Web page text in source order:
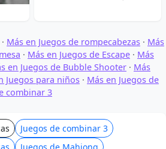
· Más en Juegos de rompecabezas · Más
· Más en Juegos de Escape · Más
en Juegos de Bubble Shooter · Más
Juegos para niños · Más en Juegos de
combinar 3
Juegos de combinar 3